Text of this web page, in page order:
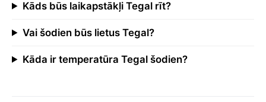
Kāds būs laikapstākļi Tegal rīt?
Vai šodien būs lietus Tegal?
Kāda ir temperatūra Tegal šodien?